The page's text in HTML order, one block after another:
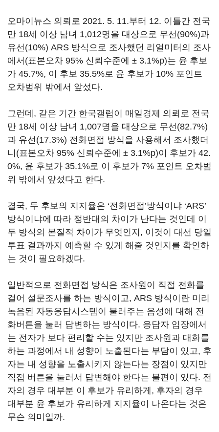
오마이뉴스 의뢰로 2021. 5. 11.부터 12. 이틀간 전국
만 18세 이상 남녀 1,012명을 대상으로 무선(90%)과
유선(10%) ARS 방식으로 조사했던 리얼미터의 조사
에서(표본오차 95% 신뢰수준에 ± 3.1%p)는 윤 후보
가 45.7%, 이 후보 35.5%로 윤 후보가 10% 포인트
오차범위 밖에서 앞섰다.
그런데, 같은 기간 한국갤럽이 매일경제 의뢰로 전국
만 18세 이상 남녀 1,007명을 대상으로 무선(82.7%)
과 유선(17.3%) 전화면접 방식을 사용해서 조사했더
니(표본오차 95% 신뢰수준에 ± 3.1%p)이 후보가 42.
0%, 윤 후보가 35.1%로 이 후보가 7% 포인트 오차범
위 밖에서 앞섰다고 한다.
결국, 두 후보의 지지율은 ‘전화면접’방식이냐 ‘ARS’
방식이냐에 따라 정반대의 차이가 난다는 것인데 이
두 방식의 본질적 차이가 무엇인지, 이것이 대선 당일
투표 결과까지 예측할 수 있게 해줄 것인지를 확인하
는 것이 필요하겠다.
일반적으로 전화면접 방식은 조사원이 직접 전화를
걸어 설문조사를 하는 방식이고, ARS 방식이란 미리
녹음된 자동응답시스템이 불러주는 음성에 대해 전
화버튼을 눌러 답변하는 방식이다. 응답자 입장에서
는 전자가 보다 편리할 수는 있지만 조사원과 대화를
하는 과정에서 내 성향이 노출된다는 부담이 있고, 후
자는 내 성향을 노출시키지 않는다는 장점이 있지만
직접 버튼을 눌러서 답변해야 한다는 불편이 있다. 전
자의 경우 대부분 이 후보가 유리하게, 후자의 경우
대부분 윤 후보가 유리하게 지지율이 나온다는 것은
무슨 의미일까.